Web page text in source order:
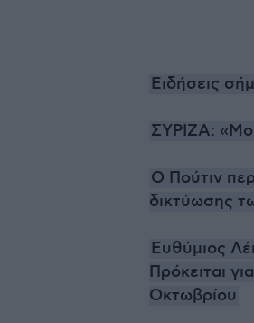
Ειδήσεις
ΣΥΡΙΖΑ:
Ο Πούτιν
δικτύωσης
Ευθύμιος
Πρόκειται
Οκτωβρίου